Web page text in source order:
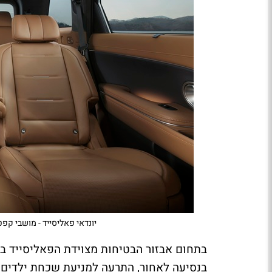
יונדאי פאליסייד - מושבי
בתחום אבזור הבטיחות מצוידת הפאליסייד
בנסיעה לאחור, התרעה למניעת שכחת